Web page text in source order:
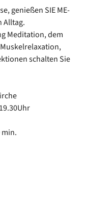
genießen SIE ME-
Alltag.
Meditation, dem
schalten Sie
min.